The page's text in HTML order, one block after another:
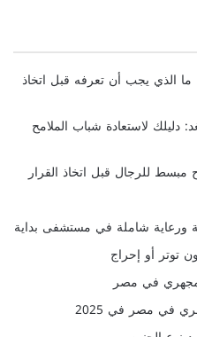
الذي يجب أن تعرفه قبل اتخاذ
لاستعادة شباب الملامح
للرجال قبل اتخاذ القرار
ورعاية شاملة في مستشفى بداية
توتر أو إحراج
في مصر
مصر في 2025